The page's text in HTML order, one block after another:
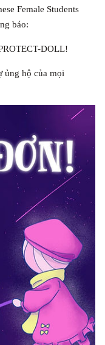
Female Students
báo:
DOLL!
ủng hộ của mọi